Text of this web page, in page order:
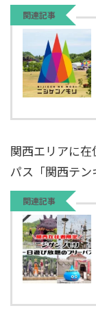
関連記事
関西エリアに在
パス「関西テン
関連記事